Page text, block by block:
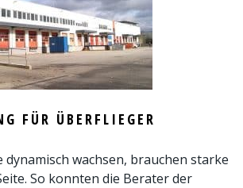
FÜR ÜBERFLIEGER
wachsen, brauchen starke
So konnten die Berater der